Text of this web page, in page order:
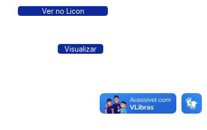
Ver no Licon
Visualizar